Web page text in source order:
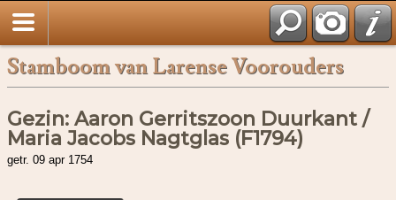
Stamboom van Larense Voorouders
Gezin: Aaron Gerritszoon Duurkant /
Maria Jacobs Nagtglas (F1794)
getr. 09 apr 1754